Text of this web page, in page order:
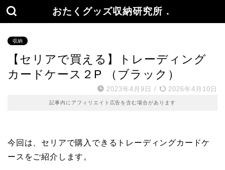
おたくグッズ収納研究所．
収納
【セリアで買える】トレーディング
カードケース２P （ブラック）
2023年4月9日 / 2026年4月10日
記事内にアフィリエイト広告を含む場合があります
今回は、セリアで購入できるトレーディングカードケ
ースをご紹介します。